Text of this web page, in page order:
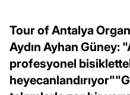
Tour of Antalya
Aydın Ayhan Güney:
profesyonel